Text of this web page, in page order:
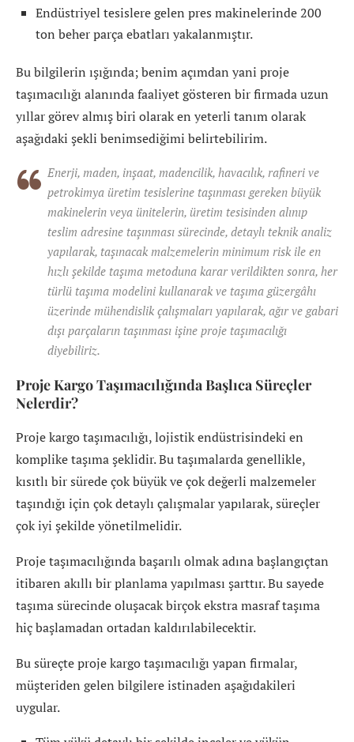
Endüstriyel tesislere gelen pres makinelerinde 200
ton beher parça ebatları yakalanmıştır.
Bu bilgilerin ışığında; benim açımdan yani proje
taşımacılığı alanında faaliyet gösteren bir firmada uzun
yıllar görev almış biri olarak en yeterli tanım olarak
aşağıdaki şekli benimsediğimi belirtebilirim.
Enerji, maden, inşaat, madencilik, havacılık, rafineri ve
petrokimya üretim tesislerine taşınması gereken büyük
makinelerin veya ünitelerin, üretim tesisinden alınıp
teslim adresine taşınması sürecinde, detaylı teknik analiz
yapılarak, taşınacak malzemelerin minimum risk ile en
hızlı şekilde taşıma metoduna karar verildikten sonra, her
türlü taşıma modelini kullanarak ve taşıma güzergâhı
üzerinde mühendislik çalışmaları yapılarak, ağır ve gabari
dışı parçaların taşınması işine proje taşımacılığı
diyebiliriz.
Proje Kargo Taşımacılığında Başlıca Süreçler
Nelerdir?
Proje kargo taşımacılığı, lojistik endüstrisindeki en
komplike taşıma şeklidir. Bu taşımalarda genellikle,
kısıtlı bir sürede çok büyük ve çok değerli malzemeler
taşındığı için çok detaylı çalışmalar yapılarak, süreçler
çok iyi şekilde yönetilmelidir.
Proje taşımacılığında başarılı olmak adına başlangıçtan
itibaren akıllı bir planlama yapılması şarttır. Bu sayede
taşıma sürecinde oluşacak birçok ekstra masraf taşıma
hiç başlamadan ortadan kaldırılabilecektir.
Bu süreçte proje kargo taşımacılığı yapan firmalar,
müşteriden gelen bilgilere istinaden aşağıdakileri
uygular.